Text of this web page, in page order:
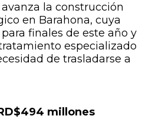
la construcción
en Barahona, cuya
finales de este año y
especializado
de trasladarse a
millones